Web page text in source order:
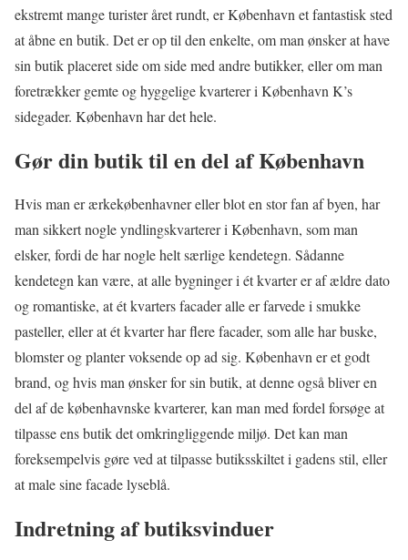
ekstremt mange turister året rundt, er København et fantastisk sted
at åbne en butik. Det er op til den enkelte, om man ønsker at have
sin butik placeret side om side med andre butikker, eller om man
foretrækker gemte og hyggelige kvarterer i København K’s
sidegader. København har det hele.
Gør din butik til en del af København
Hvis man er ærkekøbenhavner eller blot en stor fan af byen, har
man sikkert nogle yndlingskvarterer i København, som man
elsker, fordi de har nogle helt særlige kendetegn. Sådanne
kendetegn kan være, at alle bygninger i ét kvarter er af ældre dato
og romantiske, at ét kvarters facader alle er farvede i smukke
pasteller, eller at ét kvarter har flere facader, som alle har buske,
blomster og planter voksende op ad sig. København er et godt
brand, og hvis man ønsker for sin butik, at denne også bliver en
del af de københavnske kvarterer, kan man med fordel forsøge at
tilpasse ens butik det omkringliggende miljø. Det kan man
foreksempelvis gøre ved at tilpasse butiksskiltet i gadens stil, eller
at male sine facade lyseblå.
Indretning af butiksvinduer